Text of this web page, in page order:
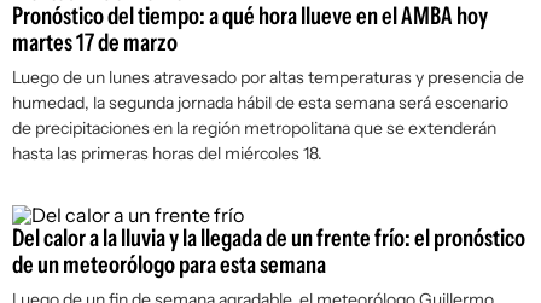
Pronóstico del tiempo: a qué hora llueve en el AMBA hoy
martes 17 de marzo
Luego de un lunes atravesado por altas temperaturas y presencia de
humedad, la segunda jornada hábil de esta semana será escenario
de precipitaciones en la región metropolitana que se extenderán
hasta las primeras horas del miércoles 18.
Del calor a la lluvia y la llegada de un frente frío: el pronóstico
de un meteorólogo para esta semana